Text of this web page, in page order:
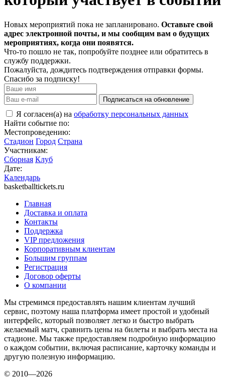
Новых мероприятий пока не запланировано. Оставьте свой
адрес электронной почты, и мы сообщим вам о будущих
мероприятиях, когда они появятся.
Что-то пошло не так, попробуйте позднее или обратитесь в
службу поддержки.
Пожалуйста, дождитесь подтверждения отправки формы.
Спасибо за подписку!
Подписаться на обновление
Я согласен(а) на обработку персональных данных
Найти событие по:
Местопроведению:
Стадион Город Страна
Участникам:
Сборная Клуб
Дате:
Календарь
basketballtickets.ru
Главная
Доставка и оплата
Контакты
Поддержка
VIP предложения
Корпоративным клиентам
Большим группам
Регистрация
Договор оферты
О компании
Мы стремимся предоставлять нашим клиентам лучший
сервис, поэтому наша платформа имеет простой и удобный
интерфейс, который позволяет легко и быстро выбрать
желаемый матч, сравнить цены на билеты и выбрать места на
стадионе. Мы также предоставляем подробную информацию
о каждом событии, включая расписание, карточку команды и
другую полезную информацию.
© 2010—2026